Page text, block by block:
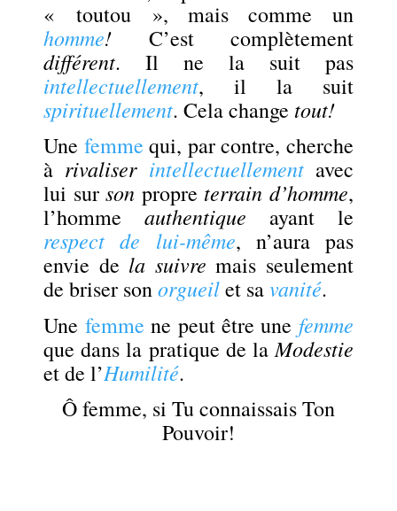
« toutou », mais comme un
homme! C’est complètement
différent. Il ne la suit pas
intellectuellement, il la suit
spirituellement. Cela change tout!
Une femme qui, par contre, cherche
à rivaliser intellectuellementavec
lui surson propre terrain d’homme,
l’hommeauthentique ayant le
respect de lui-même, n’aura pas
envie de la suivre mais seulement
de briser sonorgueilet savanité.
Une femme ne peut être une femme
que dans la pratique de laModestie
et de l’Humilité.
Ô femme, si Tu connaissais Ton
Pouvoir!